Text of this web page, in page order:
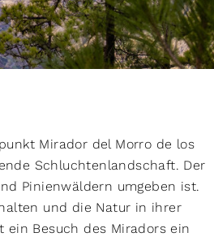
Mirador del Morro de los
Schluchtenlandschaft. Der
Pinienwäldern umgeben ist.
und die Natur in ihrer
ein Besuch des Miradors ein